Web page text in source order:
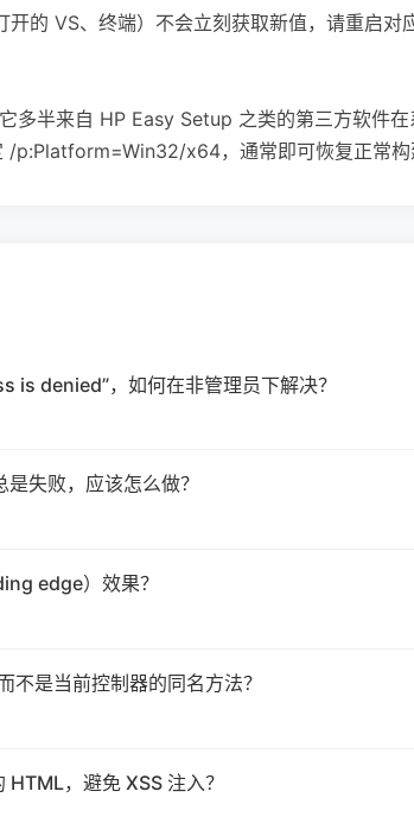
的 VS、终端）不会立刻获取新值，请重启对
多半来自 HP Easy Setup 之类的第三方软件
p:Platform=Win32/x64，通常即可恢复正常构
is denied”，如何在非管理员下解决？
失败，应该怎么做？
edge）效果？
是当前控制器的同名方法？
，避免 XSS 注入？